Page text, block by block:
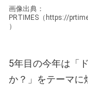
画像出典：
PRTIMES（https://
）
5年目の今年は「
か？」をテーマに